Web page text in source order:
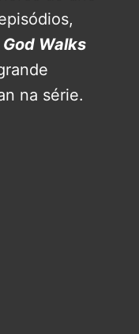
God Walks
na série.